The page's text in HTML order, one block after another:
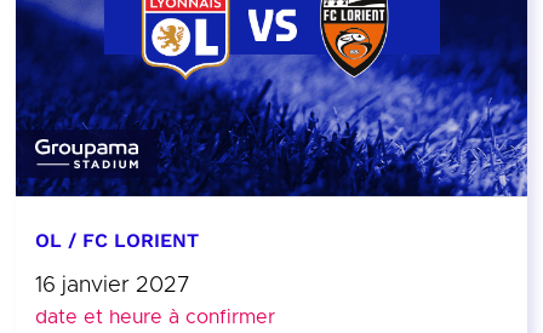
OL / FC LORIENT
16 janvier 2027
date et heure à confirmer